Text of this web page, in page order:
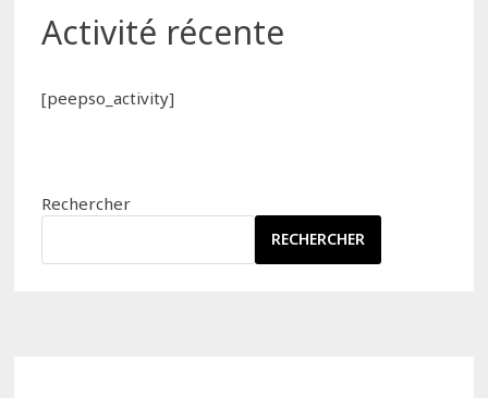
Activité récente
[peepso_activity]
Rechercher
RECHERCHER